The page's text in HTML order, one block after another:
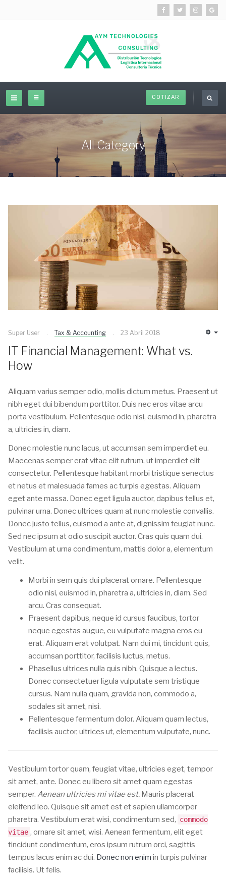
COTIZAR
All Category
Super User Tax & Accounting 23 Abril 2018
IT Financial Management: What vs.
How
Aliquam varius semper odio, mollis dictum metus. Praesent ut
nibh eget dui bibendum porttitor. Duis nec eros vitae arcu
porta vestibulum. Pellentesque odio nisi, euismod in, pharetra
a, ultricies in, diam.
Donec molestie nunc lacus, ut accumsan sem imperdiet eu.
Maecenas semper erat vitae elit rutrum, ut imperdiet elit
consectetur. Pellentesque habitant morbi tristique senectus
et netus et malesuada fames ac turpis egestas. Aliquam
eget ante massa. Donec eget ligula auctor, dapibus tellus et,
pulvinar urna. Donec ultrices quam at nunc molestie convallis.
Donec justo tellus, euismod a ante at, dignissim feugiat nunc.
Sed nec ipsum at odio suscipit auctor. Cras quis quam dui.
Vestibulum at urna condimentum, mattis dolor a, elementum
velit.
Morbi in sem quis dui placerat ornare. Pellentesque
odio nisi, euismod in, pharetra a, ultricies in, diam. Sed
arcu. Cras consequat.
Praesent dapibus, neque id cursus faucibus, tortor
neque egestas augue, eu vulputate magna eros eu
erat. Aliquam erat volutpat. Nam dui mi, tincidunt quis,
accumsan porttitor, facilisis luctus, metus.
Phasellus ultrices nulla quis nibh. Quisque a lectus.
Donec consectetuer ligula vulputate sem tristique
cursus. Nam nulla quam, gravida non, commodo a,
sodales sit amet, nisi.
Pellentesque fermentum dolor. Aliquam quam lectus,
facilisis auctor, ultrices ut, elementum vulputate, nunc.
Vestibulum tortor quam, feugiat vitae, ultricies eget, tempor
sit amet, ante. Donec eu libero sit amet quam egestas
semper. Aenean ultricies mi vitae est. Mauris placerat
eleifend leo. Quisque sit amet est et sapien ullamcorper
pharetra. Vestibulum erat wisi, condimentum sed, commodo
vitae , ornare sit amet, wisi. Aenean fermentum, elit eget
tincidunt condimentum, eros ipsum rutrum orci, sagittis
tempus lacus enim ac dui. Donec non enim in turpis pulvinar
facilisis. Ut felis.